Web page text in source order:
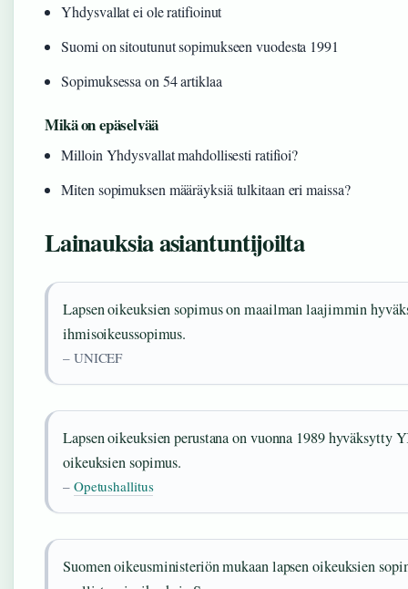
Yhdysvallat ei ole ratifioinut
Suomi on sitoutunut sopimukseen vuodesta 1991
Sopimuksessa on 54 artiklaa
Mikä on epäselvää
Milloin Yhdysvallat mahdollisesti ratifioi?
Miten sopimuksen määräyksiä tulkitaan eri maissa?
Lainauksia asiantuntijoilta
Lapsen oikeuksien sopimus on maailman laajimmin
ihmisoikeussopimus.
– UNICEF
Lapsen oikeuksien perustana on vuonna 1989 hyväksytty
oikeuksien sopimus.
– Opetushallitus
Suomen oikeusministeriön mukaan lapsen oikeuksien